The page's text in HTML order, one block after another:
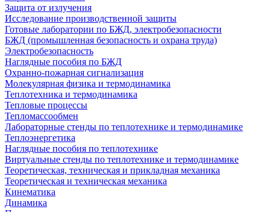
Защита от излучения
Исследование производственной защиты
Готовые лаборатории по БЖД, электробезопасности
БЖД (промышленная безопасность и охрана труда)
Электробезопасность
Наглядные пособия по БЖД
Охранно-пожарная сигнализация
Молекулярная физика и термодинамика
Теплотехника и термодинамика
Тепловые процессы
Тепломассообмен
Лабораторные стенды по теплотехнике и термодинамике
Теплоэнергетика
Наглядные пособия по теплотехнике
Виртуальные стенды по теплотехнике и термодинамике
Теоретическая, техническая и прикладная механика
Теоретическая и техническая механика
Кинематика
Динамика